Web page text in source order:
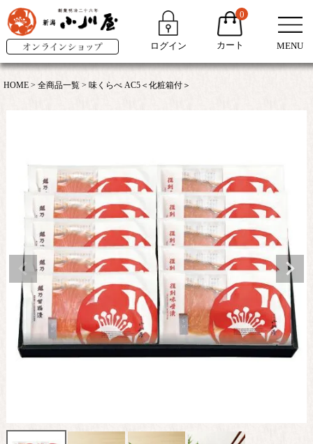
ログイン
0
カート MENU
HOME 全商品一覧 味くらべ AC5＜化粧箱付＞